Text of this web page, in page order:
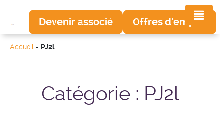
Devenir associé Offres d'emploi
Catégorie : PJ2l
Accueil - PJ2l